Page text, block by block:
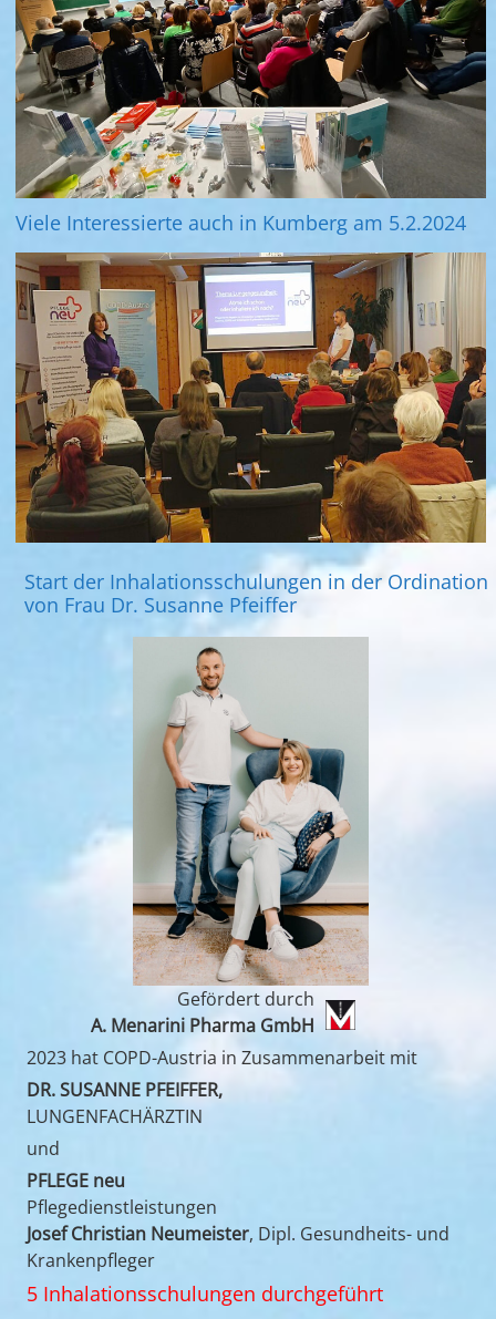
Viele Interessierte auch in Kumberg am 5.2.2024
Start der Inhalationsschulungen in der Ordination
von Frau Dr. Susanne Pfeiffer
Gefördert durch
A. Menarini Pharma GmbH
2023 hat COPD-Austria in Zusammenarbeit mit
DR. SUSANNE PFEIFFER,
LUNGENFACHÄRZTIN
und
PFLEGE neu
Pflegedienstleistungen
Josef Christian Neumeister, Dipl. Gesundheits- und
Krankenpfleger
5 Inhalationsschulungen durchgeführt